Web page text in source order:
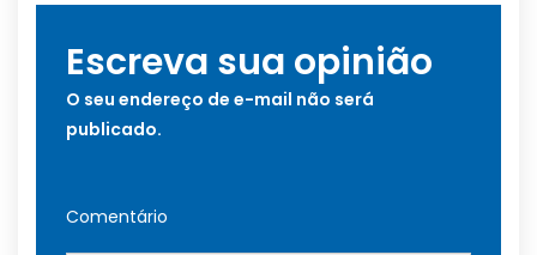
Escreva sua opinião
O seu endereço de e-mail não será
publicado.
Comentário